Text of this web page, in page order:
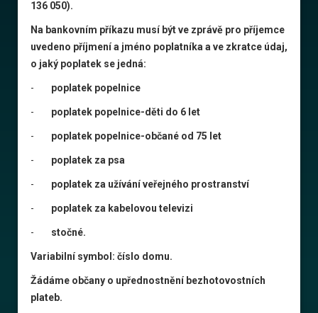
136 050).
Na bankovním příkazu musí být ve zprávě pro příjemce
uvedeno příjmení a jméno poplatníka a ve zkratce údaj,
o jaký poplatek se jedná:
- poplatek popelnice
- poplatek popelnice-děti do 6 let
- poplatek popelnice-občané od 75 let
- poplatek za psa
- poplatek za užívání veřejného prostranství
- poplatek za kabelovou televizi
- stočné.
Variabilní symbol: číslo domu.
Žádáme občany o upřednostnění bezhotovostních
plateb.